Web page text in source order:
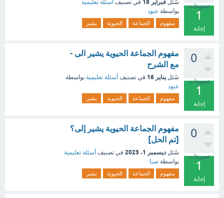
تصويتات
1
إجابة
سُئل فبراير 18 في تصنيف أسئلة تعليمية
بواسطة عبود
مفهوم الجماعة الحيوية يشير
0
تصويتات
1
إجابة
مفهوم الجماعة الحيوية يشير الى -
مع الشرح
سُئل يناير 16 في تصنيف أسئلة تعليمية بواسطة
عبود
مفهوم الجماعة الحيوية يشير
0
تصويتات
1
إجابة
مفهوم الجماعة الحيوية يشير إلى؟
[تم الحل]
سُئل ديسمبر 1، 2023 في تصنيف أسئلة تعليمية
بواسطة صبا
مفهوم الجماعة الحيوية يشير